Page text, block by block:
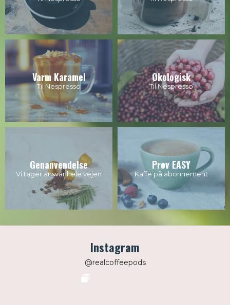
Varm Karamel
Til Nespresso
Økologisk
Til Nespresso
Genanvendelse
Vi tager ansvar hele vejen
Prøv EASY
Kaffe på abonnement
Instagram
@realcoffeepods